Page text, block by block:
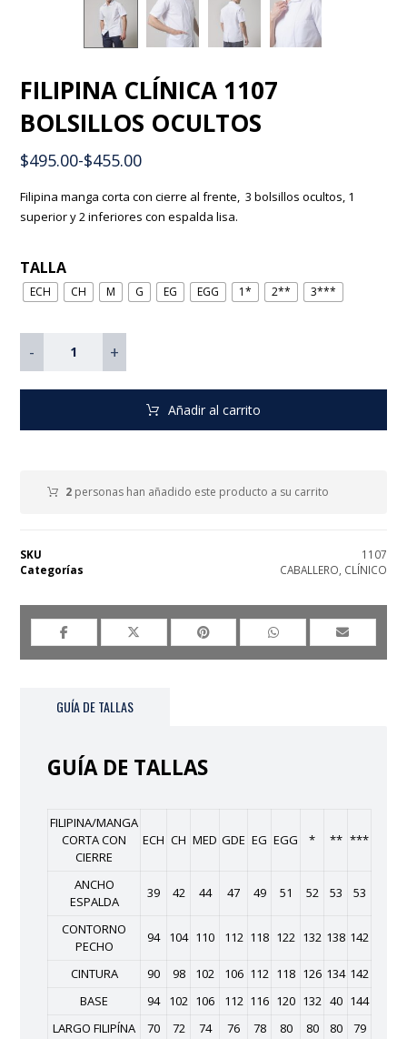
FILIPINA CLÍNICA 1107
BOLSILLOS OCULTOS
$455.00
-
$495.00
Filipina manga corta con cierre al frente, 3 bolsillos ocultos, 1
superior y 2 inferiores con espalda lisa.
TALLA
ECH CH M G EG EGG 1* 2** 3***
- +
Añadir al carrito
2 personas han añadido este producto a su carrito
SKU
1107
Categorías
CABALLERO CLÍNICO
GUÍA DE TALLAS
GUÍA DE TALLAS
FILIPINA/MANGA
CORTA CON
CIERRE
ECH CH MED GDE EG EGG * ** ***
ANCHO
ESPALDA
39 42 44 47 49 51 52 53 53
CONTORNO
PECHO
94 104 110 112 118 122 132 138 142
CINTURA 90 98 102 106 112 118 126 134 142
BASE
94 102 106 112 116 120 132 40 144
LARGO FILIPÍNA
70 72 74 76 78 80 80 80 79